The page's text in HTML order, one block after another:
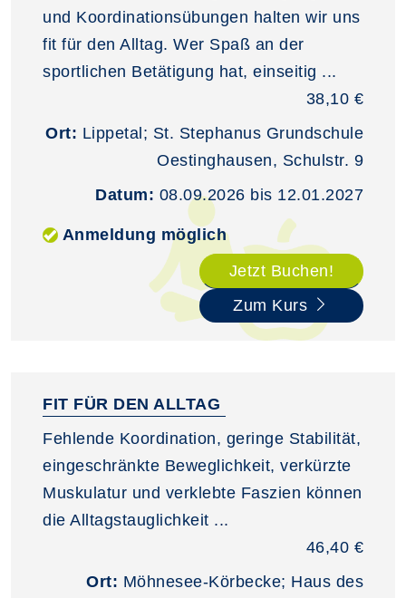
und Koordinationsübungen halten wir uns
fit für den Alltag. Wer Spaß an der
sportlichen Betätigung hat, einseitig ...
38,10 €
Ort: Lippetal; St. Stephanus Grundschule
Oestinghausen, Schulstr. 9
Datum: 08.09.2026 bis 12.01.2027
Anmeldung möglich
Jetzt Buchen!
Zum Kurs
FIT FÜR DEN ALLTAG
Fehlende Koordination, geringe Stabilität,
eingeschränkte Beweglichkeit, verkürzte
Muskulatur und verklebte Faszien können
die Alltagstauglichkeit ...
46,40 €
Ort: Möhnesee-Körbecke; Haus des